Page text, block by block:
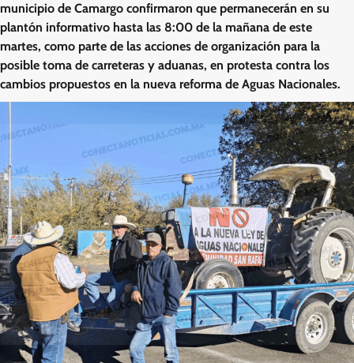
municipio de Camargo confirmaron que permanecerán en su
plantón informativo hasta las 8:00 de la mañana de este
martes, como parte de las acciones de organización para la
posible toma de carreteras y aduanas, en protesta contra los
cambios propuestos en la nueva reforma de Aguas Nacionales.